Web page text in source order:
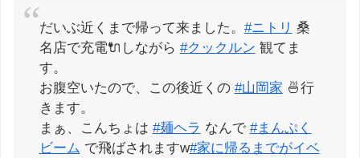
だいぶ近くまで帰って来ました。 #ニトリ 桑
名店で充電🔌しながら #クックルン 観てま
す。
お腹空いたので、この後近くの #山岡家 🍜行
きます。
まぁ、こんちょは #麺ヘラ なんで #まんぷく
ビーム で飛ばされますw#家に帰るまでがイベ